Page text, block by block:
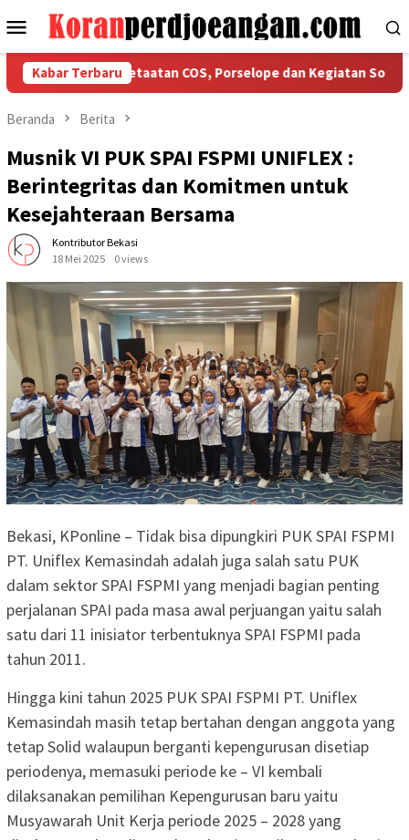
ke
Menu
Mobile
Kabar Terbaru
Tegaskan Ketaatan COS, Porselope dan Kegiatan Sosial
Beranda Berita
Musnik VI PUK SPAI FSPMI UNIFLEX :
Berintegritas dan Komitmen untuk
Kesejahteraan Bersama
Kontributor Bekasi
18 Mei 2025
0 views
Bekasi, KPonline – Tidak bisa dipungkiri PUK SPAI FSPMI
PT. Uniflex Kemasindah adalah juga salah satu PUK
dalam sektor SPAI FSPMI yang menjadi bagian penting
perjalanan SPAI pada masa awal perjuangan yaitu salah
satu dari 11 inisiator terbentuknya SPAI FSPMI pada
tahun 2011.
Hingga kini tahun 2025 PUK SPAI FSPMI PT. Uniflex
Kemasindah masih tetap bertahan dengan anggota yang
tetap Solid walaupun berganti kepengurusan disetiap
periodenya, memasuki periode ke – VI kembali
dilaksanakan pemilihan Kepengurusan baru yaitu
Musyawarah Unit Kerja periode 2025 – 2028 yang